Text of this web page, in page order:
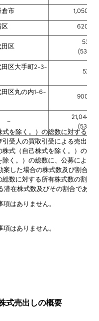
市
区
区大手町2-3-
区丸の内1-6-
－
を除く。）の総数に対する所
受人の買取引受による売出し
式（自己株式を除く。）の総
く。）の総数に、公募による
案した場合の株式数及び割合に
数に対する所有株式数の割合
潜在株式数及びその割合であり
項はありません。
項はありません。
式売出しの概要